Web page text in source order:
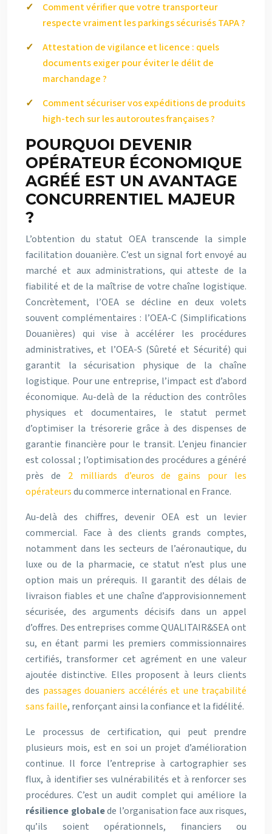
Comment vérifier que votre transporteur
respecte vraiment les parkings sécurisés TAPA ?
Attestation de vigilance et licence : quels
documents exiger pour éviter le délit de
marchandage ?
Comment sécuriser vos expéditions de produits
high-tech sur les autoroutes françaises ?
POURQUOI DEVENIR
OPÉRATEUR ÉCONOMIQUE
AGRÉÉ EST UN AVANTAGE
CONCURRENTIEL MAJEUR
?
L’obtention du statut OEA transcende la simple
facilitation douanière. C’est un signal fort envoyé au
marché et aux administrations, qui atteste de la
fiabilité et de la maîtrise de votre chaîne logistique.
Concrètement, l’OEA se décline en deux volets
souvent complémentaires : l’OEA-C (Simplifications
Douanières) qui vise à accélérer les procédures
administratives, et l’OEA-S (Sûreté et Sécurité) qui
garantit la sécurisation physique de la chaîne
logistique. Pour une entreprise, l’impact est d’abord
économique. Au-delà de la réduction des contrôles
physiques et documentaires, le statut permet
d’optimiser la trésorerie grâce à des dispenses de
garantie financière pour le transit. L’enjeu financier
est colossal ; l’optimisation des procédures a généré
près de 2 milliards d’euros de gains pour les
opérateursdu commerce international en France.
Au-delà des chiffres, devenir OEA est un levier
commercial. Face à des clients grands comptes,
notamment dans les secteurs de l’aéronautique, du
luxe ou de la pharmacie, ce statut n’est plus une
option mais un prérequis. Il garantit des délais de
livraison fiables et une chaîne d’approvisionnement
sécurisée, des arguments décisifs dans un appel
d’offres. Des entreprises comme QUALITAIR&SEA ont
su, en étant parmi les premiers commissionnaires
certifiés, transformer cet agrément en une valeur
ajoutée distinctive. Elles proposent à leurs clients
des passages douaniers accélérés et une traçabilité
sans faille, renforçant ainsi la confiance et la fidélité.
Le processus de certification, qui peut prendre
plusieurs mois, est en soi un projet d’amélioration
continue. Il force l’entreprise à cartographier ses
flux, à identifier ses vulnérabilités et à renforcer ses
procédures. C’est un audit complet qui améliore la
résilience globalede l’organisation face aux risques,
qu’ils soient opérationnels, financiers ou